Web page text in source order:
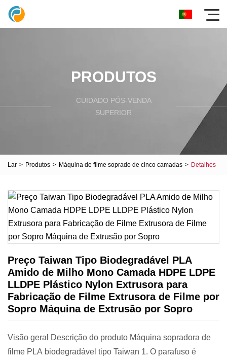
PRODUTOS
CUIDADO PÓS-VENDA
SUPERIOR
Lar > Produtos > Máquina de filme soprado de cinco camadas > Detalhes
Preço Taiwan Tipo Biodegradável PLA
Amido de Milho Mono Camada HDPE LDPE
LLDPE Plástico Nylon Extrusora para
Fabricação de Filme Extrusora de Filme por
Sopro Máquina de Extrusão por Sopro
Visão geral Descrição do produto Máquina sopradora de
filme PLA biodegradável tipo Taiwan 1. O parafuso é